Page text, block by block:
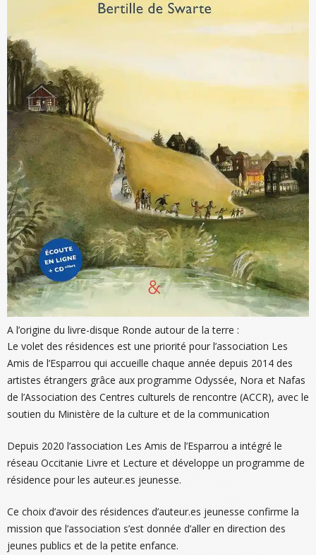
A l’origine du livre-disque Ronde autour de la terre :
Le volet des résidences est une priorité pour l’association Les
Amis de l’Esparrou qui accueille chaque année depuis 2014 des
artistes étrangers grâce aux programme Odyssée, Nora et Nafas
de l’Association des Centres culturels de rencontre (ACCR), avec le
soutien du Ministère de la culture et de la communication
Depuis 2020 l’association Les Amis de l’Esparrou a intégré le
réseau Occitanie Livre et Lecture et développe un programme de
résidence pour les auteur.es jeunesse.
Ce choix d’avoir des résidences d’auteur.es jeunesse confirme la
mission que l’association s’est donnée d’aller en direction des
jeunes publics et de la petite enfance.